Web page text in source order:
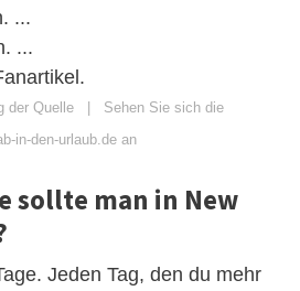
...
...
der Quelle | Sehen Sie sich die
in-den-urlaub.de an
sollte man in New
Jeden Tag, den du mehr